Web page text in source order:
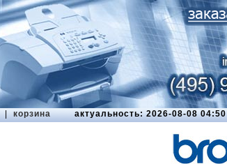
| корзина актуальность: 2026-08-08 04:50